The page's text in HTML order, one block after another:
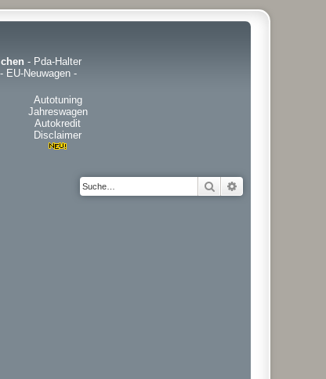
- Pda-Halter
- EU-Neuwagen -
Autotuning
Jahreswagen
Autokredit
Disclaimer
Suche